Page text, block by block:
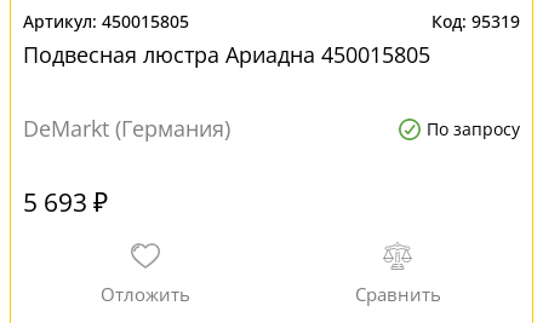
450015805 95319
Подвесная люстра Ариадна 450015805
DeMarkt (Германия) По запросу
5 693 ₽